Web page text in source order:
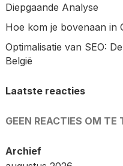
Diepgaande Analyse
Hoe kom je bovenaan in
Optimalisatie van SEO:
België
Laatste reacties
GEEN REACTIES OM TE
Archief